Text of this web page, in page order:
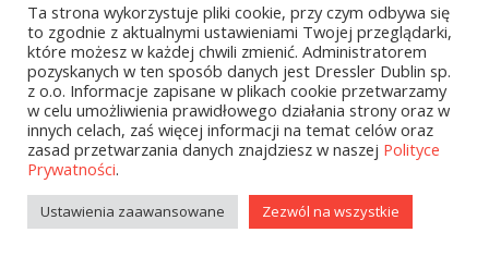
JESTEŚMY CZŁONKIEM POLSKIEJ IZBY KSIĄŻKI
Copyright © 2020 bellona.pl
Ta strona wykorzystuje pliki cookie, przy czym odbywa się
to zgodnie z aktualnymi ustawieniami Twojej przeglądarki,
które możesz w każdej chwili zmienić. Administratorem
pozyskanych w ten sposób danych jest Dressler Dublin sp.
z o.o. Informacje zapisane w plikach cookie przetwarzamy
w celu umożliwienia prawidłowego działania strony oraz w
innych celach, zaś więcej informacji na temat celów oraz
zasad przetwarzania danych znajdziesz w naszej Polityce
Prywatności.
Ustawienia zaawansowane Zezwól na wszystkie